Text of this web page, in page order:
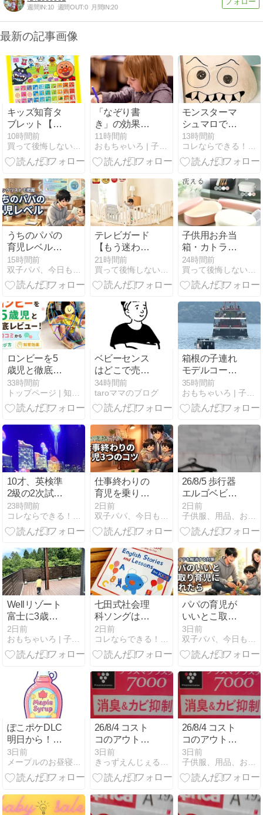
週間IN:10 週間OUT:0 月間IN:20
最新の記事画像
キッズ知育タ
ブレット【も
う迷わない！
悩まない！失
敗しない！】
テムを厳選紹
介
10時間前
買って後悔しない子供グッズの選び方 - キッズライフガイド
「なぞり書
き」の効果と
は？運筆力・
集中力が育つ
理由と何歳か
11時間前
おもちゃいろ | 子供向け知育玩具を厳選解説＆レビュー
モンスターマ
シュマロで科
学実験あそび
13時間前
コレならできる！０.１歳の知育！頭のいい子を育てたい
うちのパパの
育児レベルは
低い？客観的
なチェックリ
ストで現状を
15時間前
テレビガード
【もう迷わな
い！悩まな
い！失敗しな
い！】おすす
厳選紹介
21時間前
子供用お弁当
箱・カトラリ
ーセット【も
う迷わない！
悩まない！失
おすすめアイ
テムを厳選紹
24時間前
ロンビーを5
歳児と徹底レ
ビュー！口コ
ミから遊び
方・知育効果
33時間前
ベビーセンス
はどこで売っ
てる？アカチ
ャンホンポや
西松屋での販
査！
34時間前
taroママのブログ
箱根の子連れ
モデルコース
2泊3日｜3歳
と回った8ス
ポット、当た
35時間前
10才、英検準
2級の2次試験
の結果
23時間前
仕事終わりの
育児を乗り切
るパパ必見！
妻と良好な関
係を保つ3つ
2日前
26/8/5 歩行器
エルゴベビー
オムニ ブリー
ズ ニューブロ
ック のりもの
でまなべる！
アンパンマン
カラーパッド
幼児用補助便
座 ぬくもりお
とつみき スマ
ートエンジェ
ルコロコロボ
ールおとし 靴
(12.5cmから
17cm)
2日前
Wellリゾート
富士に3歳と
泊まった正直
レビュー｜1
日2組の一棟
と「風」どっ
ちを選ぶ？
2日前
七田式社会理
科ソングは特
典付きが絶対
いい
2日前
パパの育児が
いいとこ取り
で疲れた…イ
ライラを解消
して自分事化
善策
3日前
ぽこポケDLC
明日から！！
なのに出来な
い夏休み！
3日前
26/8/4 コスト
コのアウトレ
ット品入荷 ぷ
ちっとうどん
アソート 6種
ス たべっ子ど
うぶつ 詰合せ
3日前
26/8/4 コスト
コのアウトレ
ット品入荷 ぷ
ちっとうどん
アソート 6種
ス たべっ子ど
うぶつ 詰合せ
3日前